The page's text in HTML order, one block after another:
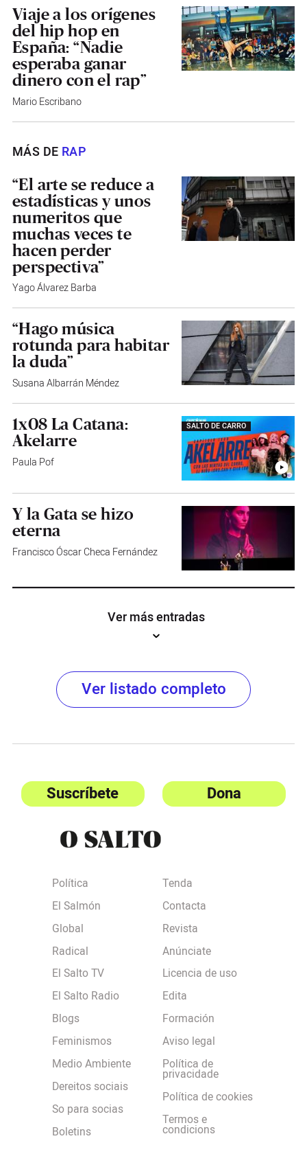
Viaje a los orígenes
del hip hop en
España: “Nadie
esperaba ganar
dinero con el rap”
Mario Escribano
MÁS DE RAP
“El arte se reduce a
estadísticas y unos
numeritos que
muchas veces te
hacen perder
perspectiva”
Yago Álvarez Barba
“Hago música
rotunda para habitar
la duda”
Susana Albarrán Méndez
SALTO DE CARRO
1x08 La Catana:
Akelarre
Paula Pof
Y la Gata se hizo
eterna
Francisco Óscar Checa Fernández
Ver más entradas
Ver listado completo
Suscríbete Dona
Política
El Salmón
Global
Radical
El Salto TV
El Salto Radio
Blogs
Feminismos
Medio Ambiente
Dereitos sociais
So para socias
Boletins
Tenda
Contacta
Revista
Anúnciate
Licencia de uso
Edita
Formación
Aviso legal
Política de
privacidade
Política de cookies
Termos e
condicions